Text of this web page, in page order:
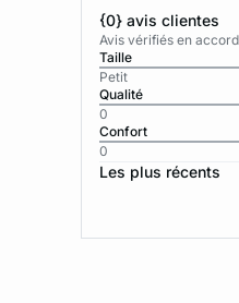
{0} avis clientes
Avis vérifiés en
Taille
Petit
Qualité
0
Confort
0
Les plus récents